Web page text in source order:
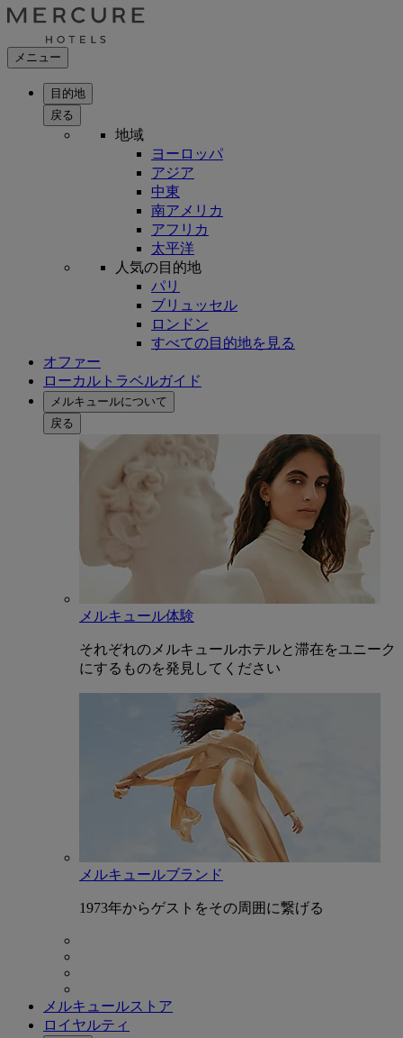
メニュー
目的地
戻る
地域
ヨーロッパ
アジア
中東
南アメリカ
アフリカ
太平洋
人気の目的地
パリ
ブリュッセル
ロンドン
すべての目的地を見る
オファー
ローカルトラベルガイド
メルキュールについて
戻る
メルキュール体験
それぞれのメルキュールホテルと滞在をユニーク
にするものを発見してください
メルキュールブランド
1973年からゲストをその周囲に繋げる
メルキュールストア
ロイヤルティ